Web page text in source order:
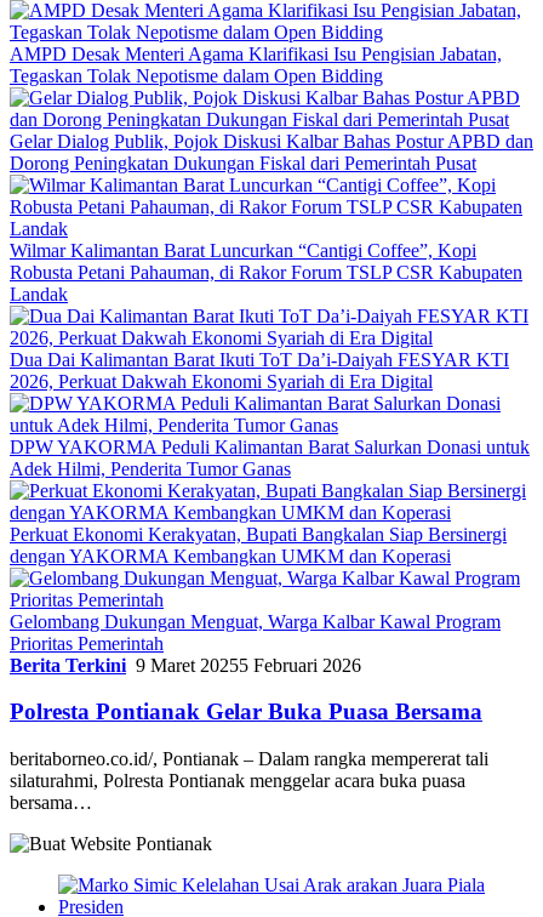
AMPD Desak Menteri Agama Klarifikasi Isu Pengisian Jabatan,
Tegaskan Tolak Nepotisme dalam Open Bidding
Gelar Dialog Publik, Pojok Diskusi Kalbar Bahas Postur APBD dan
Dorong Peningkatan Dukungan Fiskal dari Pemerintah Pusat
Wilmar Kalimantan Barat Luncurkan “Cantigi Coffee”, Kopi
Robusta Petani Pahauman, di Rakor Forum TSLP CSR Kabupaten
Landak
Dua Dai Kalimantan Barat Ikuti ToT Da’i-Daiyah FESYAR KTI
2026, Perkuat Dakwah Ekonomi Syariah di Era Digital
DPW YAKORMA Peduli Kalimantan Barat Salurkan Donasi untuk
Adek Hilmi, Penderita Tumor Ganas
Perkuat Ekonomi Kerakyatan, Bupati Bangkalan Siap Bersinergi
dengan YAKORMA Kembangkan UMKM dan Koperasi
Gelombang Dukungan Menguat, Warga Kalbar Kawal Program
Prioritas Pemerintah
Berita Terkini 9 Maret 20255 Februari 2026
Polresta Pontianak Gelar Buka Puasa Bersama
beritaborneo.co.id/, Pontianak – Dalam rangka mempererat tali
silaturahmi, Polresta Pontianak menggelar acara buka puasa
bersama…